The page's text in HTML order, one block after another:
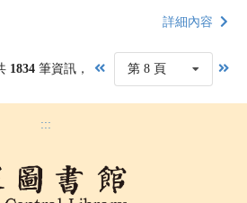
詳細內容
1834筆資訊， 第 8 頁
:::